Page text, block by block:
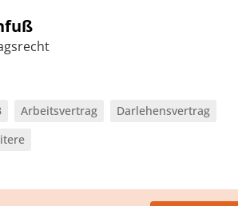
Arbeitsvertrag
Darlehensvertrag